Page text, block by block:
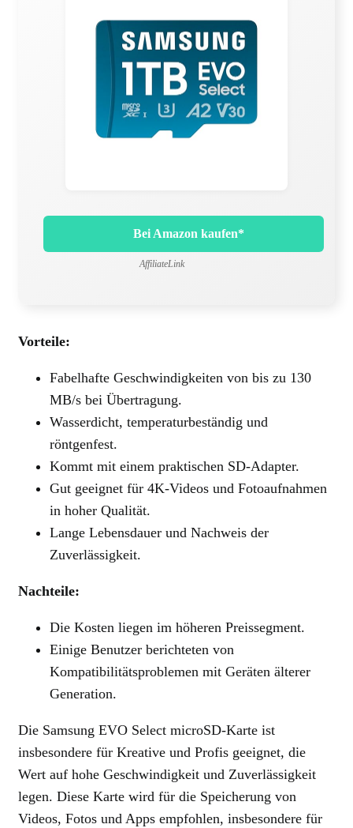
Bei Amazon kaufen*
AffiliateLink
Vorteile:
Fabelhafte Geschwindigkeiten von bis zu 130
MB/s bei Übertragung.
Wasserdicht, temperaturbeständig und
röntgenfest.
Kommt mit einem praktischen SD-Adapter.
Gut geeignet für 4K-Videos und Fotoaufnahmen
in hoher Qualität.
Lange Lebensdauer und Nachweis der
Zuverlässigkeit.
Nachteile:
Die Kosten liegen im höheren Preissegment.
Einige Benutzer berichteten von
Kompatibilitätsproblemen mit Geräten älterer
Generation.
Die Samsung EVO Select microSD-Karte ist
insbesondere für Kreative und Profis geeignet, die
Wert auf hohe Geschwindigkeit und Zuverlässigkeit
legen. Diese Karte wird für die Speicherung von
Videos, Fotos und Apps empfohlen, insbesondere für